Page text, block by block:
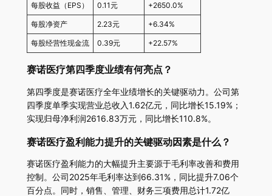
每股收益（EPS） 0.11元 +2650.0%
每股净资产 2.23元 +6.34%
每股经营性现金流 0.39元 +22.57%
赛诺医疗第四季度业绩有何亮点？
第四季度是赛诺医疗全年业绩增长的关键驱动力。公司第
四季度单季实现营业总收入1.62亿元，同比增长15.19%；
实现归母净利润2616.83万元，同比增长110.8%。
赛诺医疗盈利能力提升的关键驱动因素是什么？
赛诺医疗盈利能力的大幅提升主要源于毛利率改善和费用
控制。公司2025年毛利率达到66.31%，同比提升7.06个
百分点。同时，销售、管理、财务三项费用总计1.72亿